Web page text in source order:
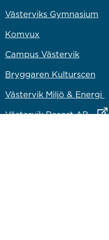
Västerviks Gymnasium
Komvux
Campus Västervik
Bryggaren Kulturscen
Västervik Miljö & Energi
Västervik Resort AB